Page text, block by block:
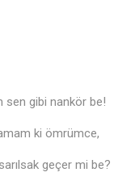
sen gibi nankör be!
ki ömrümce,
geçer mi be?